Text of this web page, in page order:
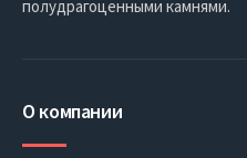
полудрагоценными камнями.
О компании